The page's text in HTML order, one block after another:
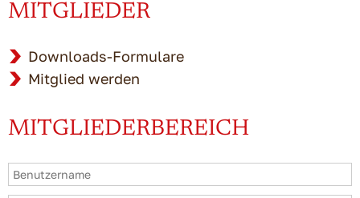
MITGLIEDER
Downloads-Formulare
Mitglied werden
MITGLIEDERBEREICH